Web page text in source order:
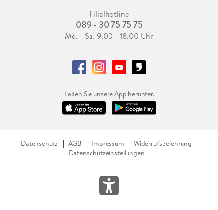
Filialhotline
089 - 30 75 75 75
Mo. - Sa. 9.00 - 18.00 Uhr
Laden Sie unsere App herunter.
Datenschutz AGB Impressum
Widerrufsbelehrung
Datenschutzeinstellungen